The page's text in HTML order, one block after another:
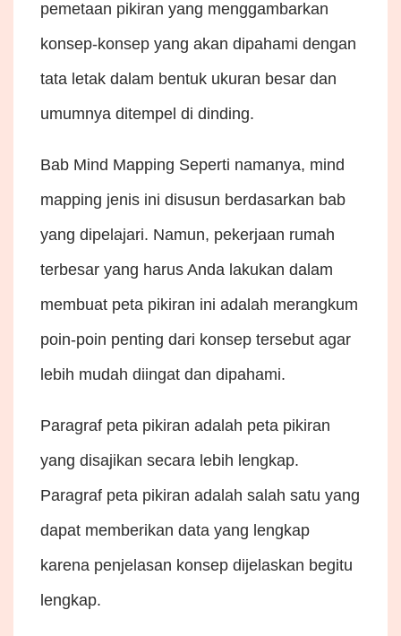
pemetaan pikiran yang menggambarkan
konsep-konsep yang akan dipahami dengan
tata letak dalam bentuk ukuran besar dan
umumnya ditempel di dinding.
Bab Mind Mapping Seperti namanya, mind
mapping jenis ini disusun berdasarkan bab
yang dipelajari. Namun, pekerjaan rumah
terbesar yang harus Anda lakukan dalam
membuat peta pikiran ini adalah merangkum
poin-poin penting dari konsep tersebut agar
lebih mudah diingat dan dipahami.
Paragraf peta pikiran adalah peta pikiran
yang disajikan secara lebih lengkap.
Paragraf peta pikiran adalah salah satu yang
dapat memberikan data yang lengkap
karena penjelasan konsep dijelaskan begitu
lengkap.